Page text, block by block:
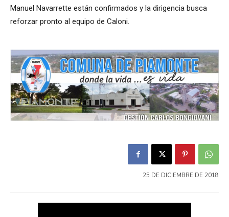
Manuel Navarrette están confirmados y la dirigencia busca
reforzar pronto al equipo de Caloni.
25 DE DICIEMBRE DE 2018